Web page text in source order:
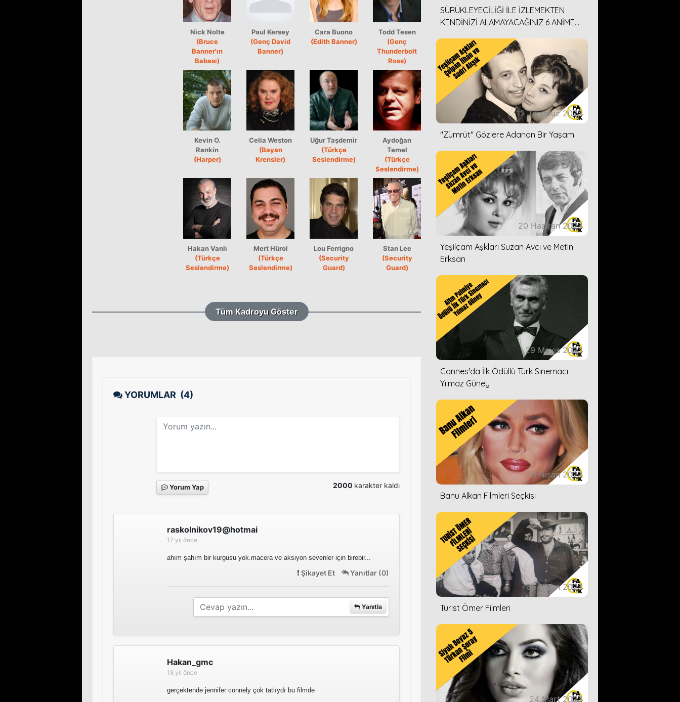
Nick Nolte
(Bruce
Banner'ın
Babası)
Paul Kersey
(Genç David
Banner)
Cara Buono
(Edith Banner)
Todd Tesen
(Genç
Thunderbolt
Ross)
Kevin O.
Rankin
(Harper)
Celia Weston
(Bayan
Krensler)
Uğur Taşdemir
(Türkçe
Seslendirme)
Aydoğan
Temel
(Türkçe
Seslendirme)
Hakan Vanlı
(Türkçe
Seslendirme)
Mert Hürol
(Türkçe
Seslendirme)
Lou Ferrigno
(Security
Guard)
Stan Lee
(Security
Guard)
Tüm Kadroyu Göster
YORUMLAR (4)
Yorum Yap 2000 karakter kaldı
raskolnikov19@hotmai
17 yıl önce
ahım şahım bir kurgusu yok.macera ve aksiyon sevenler için birebir...
Şikayet Et Yanıtlar (0)
Yanıtla
Hakan_gmc
18 yıl önce
gerçektende jennifer connely çok tatlıydı bu filmde
SÜRÜKLEYECİLİĞİ İLE İZLEMEKTEN
KENDİNİZİ ALAMAYACAĞINIZ 6 ANİME
12 Temmuz 2023
''Zümrüt'' Gözlere Adanan Bir Yaşam
20 Haziran 2023
Yeşilçam Aşkları Suzan Avcı ve Metin
Erksan
29 Mayıs 2023
Cannes'da İlk Ödüllü Türk Sinemacı
Yılmaz Güney
18 Nisan 2023
Banu Alkan Filmleri Seçkisi
05 Nisan 2023
Turist Ömer Filmleri
24 Mart 2023